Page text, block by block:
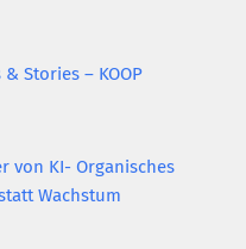
& Stories – KOOP
von KI- Organisches
Wachstum